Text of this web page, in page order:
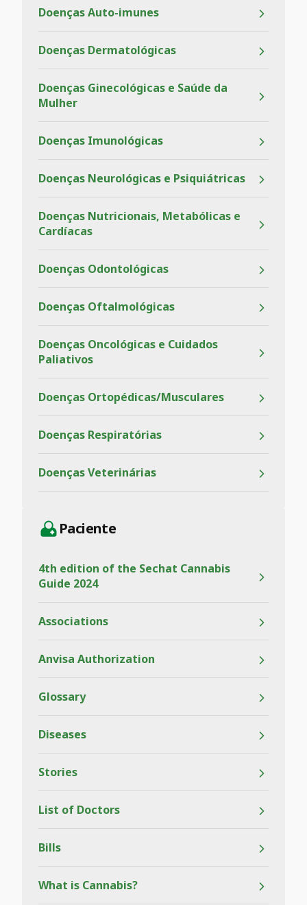
Doenças Auto-imunes
Doenças Dermatológicas
Doenças Ginecológicas e Saúde da
Mulher
Doenças Imunológicas
Doenças Neurológicas e Psiquiátricas
Doenças Nutricionais, Metabólicas e
Cardíacas
Doenças Odontológicas
Doenças Oftalmológicas
Doenças Oncológicas e Cuidados
Paliativos
Doenças Ortopédicas/Musculares
Doenças Respiratórias
Doenças Veterinárias
Paciente
4th edition of the Sechat Cannabis
Guide 2024
Associations
Anvisa Authorization
Glossary
Diseases
Stories
List of Doctors
Bills
What is Cannabis?